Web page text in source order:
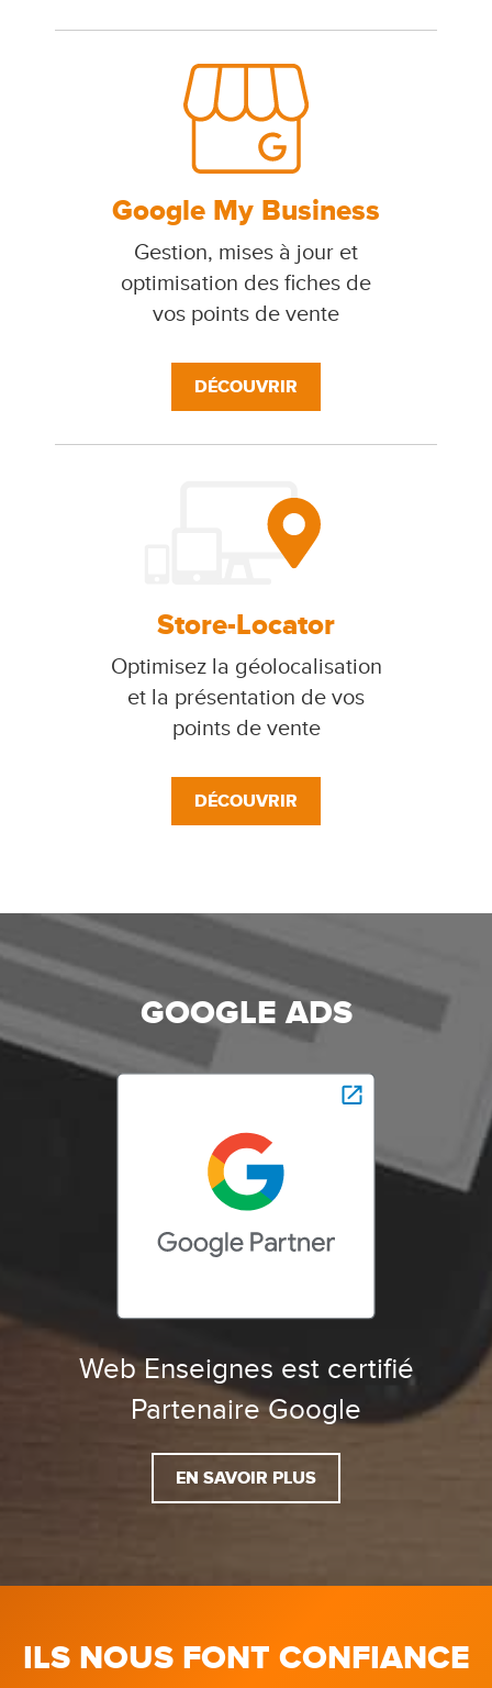
Google My Business
Gestion, mises à jour et
optimisation des fiches de
vos points de vente
DÉCOUVRIR
Store-Locator
Optimisez la géolocalisation
et la présentation de vos
points de vente
DÉCOUVRIR
GOOGLE ADS
Web Enseignes est certifié
Partenaire Google
EN SAVOIR PLUS
ILS NOUS FONT CONFIANCE